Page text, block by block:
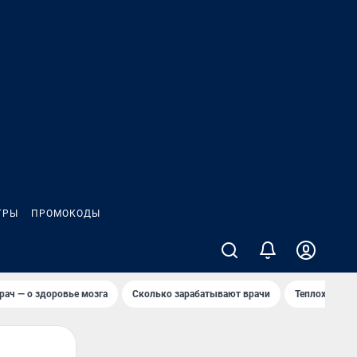
ПРОМОКОДЫ
— о здоровье мозга Сколько зарабатывают врачи Теплоход